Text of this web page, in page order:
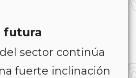
futura
sector continúa
fuerte inclinación